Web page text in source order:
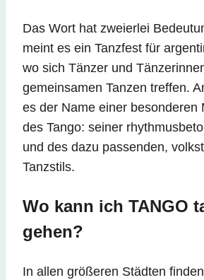
Das Wort hat zweierlei
meint es ein Tanzfest für
wo sich Tänzer und
gemeinsamen Tanzen treffen.
es der Name einer besonderen
des Tango: seiner
und des dazu passenden,
Tanzstils.
Wo kann ich TANGO
gehen?
In allen größeren Städten